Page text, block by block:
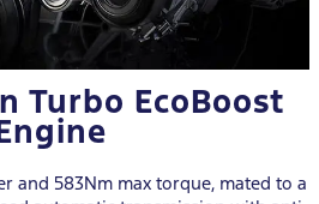
Turbo EcoBoost
and 583Nm max torque, mated to a